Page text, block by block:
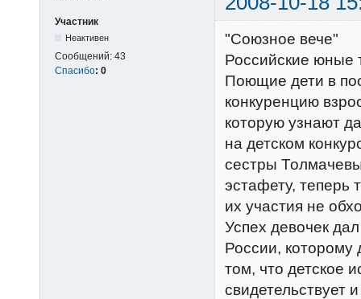
Участник
Неактивен
Сообщений: 43
Спасибо: 0
"Союзное вече"
Российские юные
Поющие дети в
конкуренцию
которую узнают
на детском
сестры
эстафету, теперь
их участия не
Успех девочек
России, которому
том, что детское
свидетельствует